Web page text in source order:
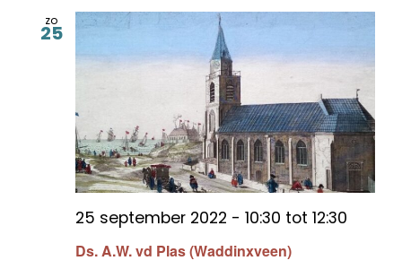
zo
25
Ds. A.W. vd Plas (Waddinxveen)
25 september 2022 - 10:30 tot 12:30